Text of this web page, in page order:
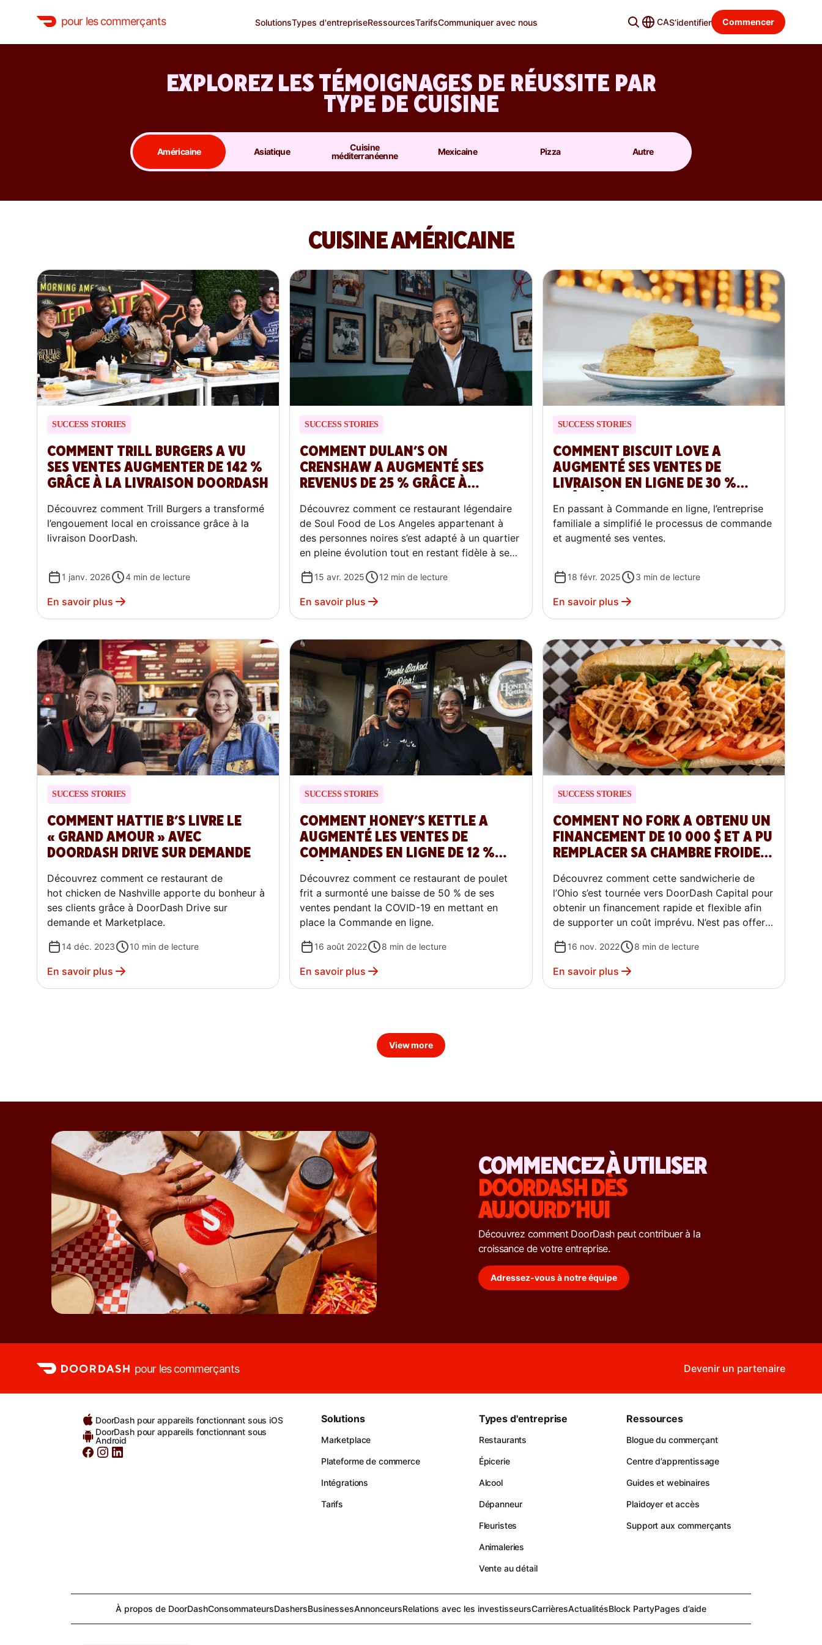
pour les commerçants SolutionsTypes d'entrepriseRessourcesTarifsCommuniquer avec nous CAS’identifier Commencer
EXPLOREZ LES TÉMOIGNAGES DE RÉUSSITE PAR
TYPE DE CUISINE
Américaine Asiatique
Cuisine
méditerranéenne
Mexicaine Pizza Autre
CUISINE AMÉRICAINE
SUCCESS STORIES
COMMENT TRILL BURGERS A VU
SES VENTES AUGMENTER DE 142 %
GRÂCE À LA LIVRAISON DOORDASH
Découvrez comment Trill Burgers a transformé
l’engouement local en croissance grâce à la
livraison DoorDash.
1 janv. 2026 4 min de lecture
En savoir plus
SUCCESS STORIES
COMMENT DULAN’S ON
CRENSHAW A AUGMENTÉ SES
REVENUS DE 25 % GRÂCE À
DOORDASH
Découvrez comment ce restaurant légendaire
de Soul Food de Los Angeles appartenant à
des personnes noires s’est adapté à un quartier
en pleine évolution tout en restant fidèle à ses
15 avr. 2025 12 min de lecture
En savoir plus
SUCCESS STORIES
COMMENT BISCUIT LOVE A
AUGMENTÉ SES VENTES DE
LIVRAISON EN LIGNE DE 30 %
GRÂCE À COMMANDE EN LIGNE
En passant à Commande en ligne, l’entreprise
familiale a simplifié le processus de commande
et augmenté ses ventes.
18 févr. 2025 3 min de lecture
En savoir plus
SUCCESS STORIES
COMMENT HATTIE B’S LIVRE LE
« GRAND AMOUR » AVEC
DOORDASH DRIVE SUR DEMANDE
Découvrez comment ce restaurant de
hot chicken de Nashville apporte du bonheur à
ses clients grâce à DoorDash Drive sur
demande et Marketplace.
14 déc. 2023 10 min de lecture
En savoir plus
SUCCESS STORIES
COMMENT HONEY’S KETTLE A
AUGMENTÉ LES VENTES DE
COMMANDES EN LIGNE DE 12 %
GRÂCE À LA PLATEFORME DE
COMMERCE DOORDASH
Découvrez comment ce restaurant de poulet
frit a surmonté une baisse de 50 % de ses
ventes pendant la COVID-19 en mettant en
place la Commande en ligne.
16 août 2022 8 min de lecture
En savoir plus
SUCCESS STORIES
COMMENT NO FORK A OBTENU UN
FINANCEMENT DE 10 000 $ ET A PU
REMPLACER SA CHAMBRE FROIDE
AVEC CAPITAL DOORDASH
Découvrez comment cette sandwicherie de
l’Ohio s’est tournée vers DoorDash Capital pour
obtenir un financement rapide et flexible afin
de supporter un coût imprévu. N’est pas offert
16 nov. 2022 8 min de lecture
En savoir plus
View more
COMMENCEZ À UTILISER
DOORDASH DÈS
AUJOURD’HUI
Découvrez comment DoorDash peut contribuer à la
croissance de votre entreprise.
Adressez-vous à notre équipe
pour les commerçants Devenir un partenaire
DoorDash pour appareils fonctionnant sous iOS
DoorDash pour appareils fonctionnant sous
Android
Solutions
Marketplace
Plateforme de commerce
Intégrations
Tarifs
Types d'entreprise
Restaurants
Épicerie
Alcool
Dépanneur
Fleuristes
Animaleries
Vente au détail
Ressources
Blogue du commerçant
Centre d’apprentissage
Guides et webinaires
Plaidoyer et accès
Support aux commerçants
À propos de DoorDashConsommateursDashersBusinessesAnnonceursRelations avec les investisseursCarrièresActualitésBlock PartyPages d’aide